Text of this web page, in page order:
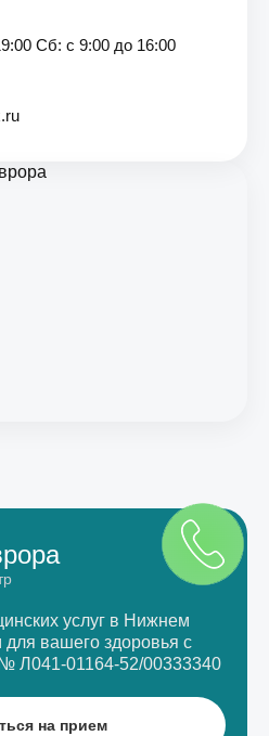
Сб: с 9:00 до 16:00
услуг в Нижнем
для вашего здоровья с
Л041-01164-52/00333340
на прием